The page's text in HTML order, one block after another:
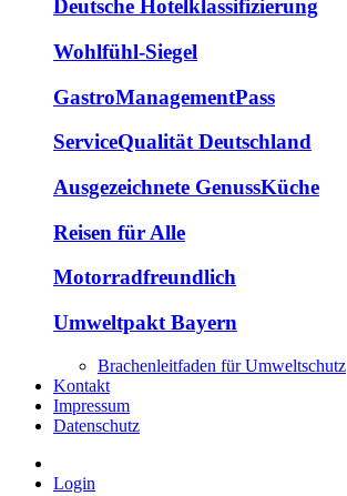
Deutsche Hotelklassifizierung
Wohlfühl-Siegel
GastroManagementPass
ServiceQualität Deutschland
Ausgezeichnete GenussKüche
Reisen für Alle
Motorradfreundlich
Umweltpakt Bayern
Brachenleitfaden für Umweltschutz
Kontakt
Impressum
Datenschutz
Login